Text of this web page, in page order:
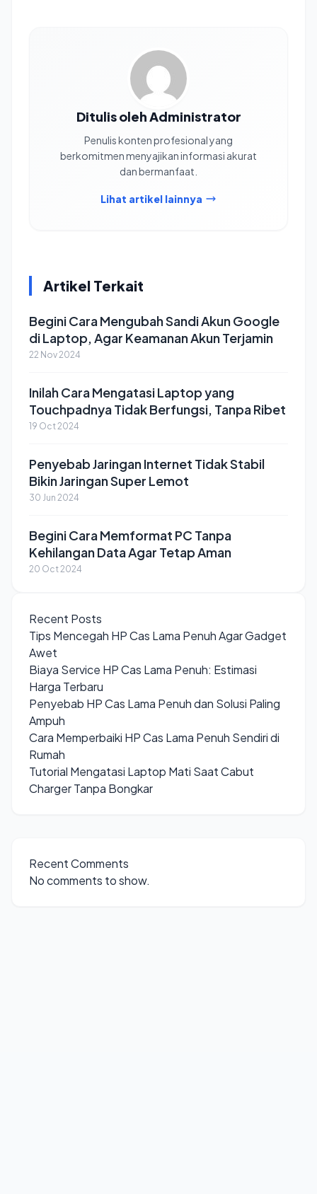
Ditulis oleh Administrator
Penulis konten profesional yang
berkomitmen menyajikan informasi akurat
dan bermanfaat.
Lihat artikel lainnya
Artikel Terkait
Begini Cara Mengubah Sandi Akun Google
di Laptop, Agar Keamanan Akun Terjamin
22 Nov 2024
Inilah Cara Mengatasi Laptop yang
Touchpadnya Tidak Berfungsi, Tanpa Ribet
19 Oct 2024
Penyebab Jaringan Internet Tidak Stabil
Bikin Jaringan Super Lemot
30 Jun 2024
Begini Cara Memformat PC Tanpa
Kehilangan Data Agar Tetap Aman
20 Oct 2024
Recent Posts
Tips Mencegah HP Cas Lama Penuh Agar Gadget
Awet
Biaya Service HP Cas Lama Penuh: Estimasi
Harga Terbaru
Penyebab HP Cas Lama Penuh dan Solusi Paling
Ampuh
Cara Memperbaiki HP Cas Lama Penuh Sendiri di
Rumah
Tutorial Mengatasi Laptop Mati Saat Cabut
Charger Tanpa Bongkar
Recent Comments
No comments to show.